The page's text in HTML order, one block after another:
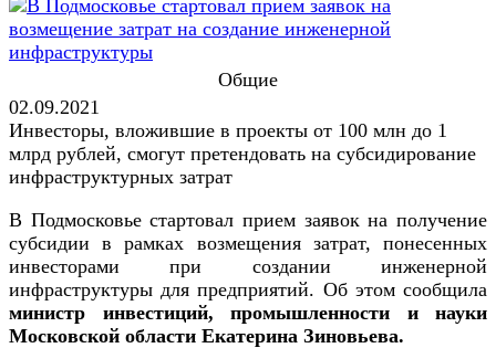
Общие
02.09.2021
Инвесторы, вложившие в проекты от 100 млн до 1
млрд рублей, смогут претендовать на субсидирование
инфраструктурных затрат
В Подмосковье стартовал прием заявок на получение
субсидии в рамках возмещения затрат, понесенных
инвесторами при создании инженерной
инфраструктуры для предприятий. Об этом сообщила
министр инвестиций, промышленности и науки
Московской области Екатерина Зиновьева.